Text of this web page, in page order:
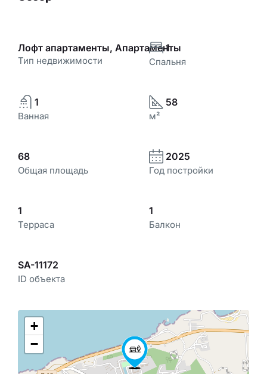
Лофт апартаменты, Апартаменты
Тип недвижимости
1
Спальня
1
Ванная
58
м²
68
Общая площадь
2025
Год постройки
1
Терраса
1
Балкон
SA-11172
ID объекта
+
−